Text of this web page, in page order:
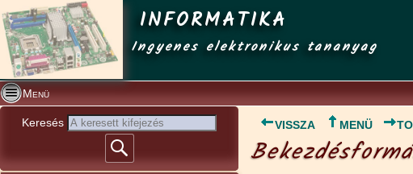
INFORMATIKA
Ingyenes elektronikus tananyag
Menü
Keresés VISSZA MENÜ